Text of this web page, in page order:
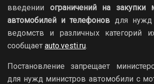
введении ограничений на закупки
автомобилей и телефонов для нужд
ведомств и различных категорий
сообщает auto.vesti.ru.
Постановление запрещает
для нужд министров автомобили с